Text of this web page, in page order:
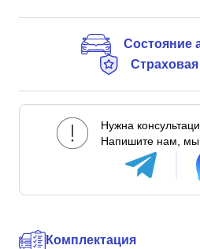
Состояние
Нужна
Напишите нам, мы
Комплектация